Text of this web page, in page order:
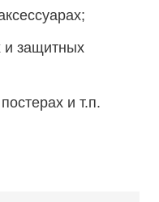
и защитных
и т.п.